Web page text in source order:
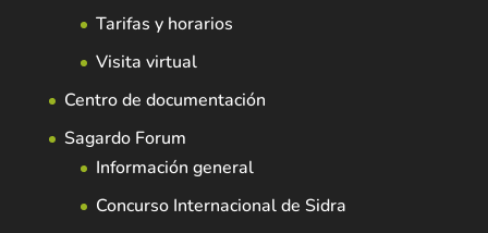
Tarifas y horarios
Visita virtual
Centro de documentación
Sagardo Forum
Información general
Concurso Internacional de Sidra